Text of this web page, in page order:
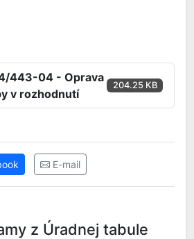
443-04 - Oprava
v rozhodnutí
204.25 KB
E-mail
z Úradnej tabule